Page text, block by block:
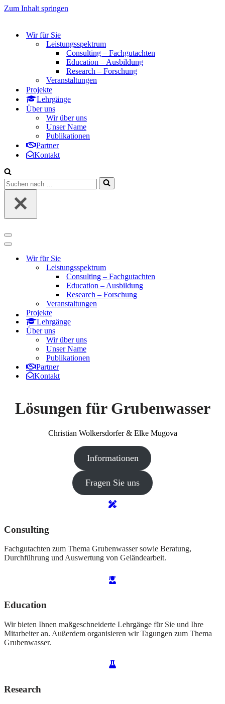
Zum Inhalt springen
Wir für Sie
Leistungsspektrum
Consulting – Fachgutachten
Education – Ausbildung
Research – Forschung
Veranstaltungen
Projekte
Lehrgänge
Über uns
Wir über uns
Unser Name
Publikationen
Partner
Kontakt
Suchen
nach …
Navigationsmenü
Navigationsmenü
Wir für Sie
Leistungsspektrum
Consulting – Fachgutachten
Education – Ausbildung
Research – Forschung
Veranstaltungen
Projekte
Lehrgänge
Über uns
Wir über uns
Unser Name
Publikationen
Partner
Kontakt
Lösungen für Grubenwasser
Christian Wolkersdorfer & Elke Mugova
Informationen
Fragen Sie uns
Consulting
Fachgutachten zum Thema Grubenwasser sowie Beratung,
Durchführung und Auswertung von Geländearbeit.
Education
Wir bieten Ihnen maßgeschneiderte Lehrgänge für Sie und Ihre
Mitarbeiter an. Außerdem organisieren wir Tagungen zum Thema
Grubenwasser.
Research